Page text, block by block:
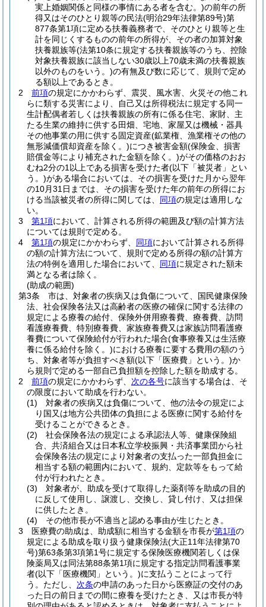
実上婚姻関係と同様の事情にある者を含む。)の前年の所
得又はそのひとり親等の民法(明治29年法律第89号)第
877条第1項に定める扶養義務者で、そのひとり親等と生
計を同じくするものの前年の所得が、その者の加算対象
扶養親族等(法第10条に規定する扶養親族等のうち、控除
対象扶養親族に該当しない30歳以上70歳未満の扶養親族
以外のものをいう。)の有無及び数に応じて、規則で定め
る額以上であるとき。
2
前項の規定にかかわらず、震災、風水害、火災その他これ
らに類する災害により、自己又は所得税法に規定する同一
生計配偶者若しくは扶養親族の所有に係る住宅、家財、主
たる生業の維持に供する田畑、宅地、家屋又は機械・器具
その他事業の用に供する固定資産(鉱業権、漁業権その他の
無形減価償却資産を除く。)につき被害金額(保険金、損害
賠償金等により補充された金額を除く。)がその価格のおお
むね2分の1以上である損害を受けた者(以下「被災者」とい
う。)がある場合においては、その損害を受けた月から翌年
の10月31日までは、その損害を受けた年の前年の所得にお
ける当該被災者の所得に関しては、 同項の規定は適用しな
い。
3
第1項において、計算される所得の範囲及び額の計算方法
については規則で定める。
4
第1項の規定にかかわらず、 同項において計算される所得
の額の計算方法について、規則で定める所得の額の計算方
法の特例を適用した場合において、 同項に規定された額未
満となる者は除く。
(助成の範囲)
第3条
市は、対象者の疾病又は負傷について、国民健康保険
法、社会保険各法又は高齢者の医療の確保に関する法律の
規定による療養の給付、保険外併用療養費、療養費、訪問
看護療養費、特別療養費、家族療養費又は家族訪問看護療
養費について保険給付が行われた場合(食事療養又は生活療
養に係る給付を除く。)における療養に要する費用の額のう
ち、対象者等が負担すべき額(以下「医療費」という。)か
ら規則で定める一部自己負担額を控除した額を助成する。
2
前項の規定にかかわらず、 次の各号に該当する場合は、そ
の限度において助成を行わない。
(1)
対象者の疾病又は負傷について、他の法令の規定によ
り国又は地方公共団体の負担による医療に関する給付を
受けることができるとき。
(2)
社会保険各法の規定による承認法人等、健康保険組
合、共済組合又は日本私立学校振興・共済事業団から社
会保険各法の規定により対象者の支払った一部負担金に
相当する額の範囲内において、規約、定款等をもって給
付が行われたとき。
(3)
対象者が、助成を受けて取得した薬剤等を助成の目的
に反して使用し、譲渡し、交換し、貸し付け、又は担保
に供したとき。
(4)
その他市長が不適当と認める事由が生じたとき。
3
医療費の助成は、助成額に相当する金額を市長が第1項の
規定による助成を取り扱う健康保険法(大正11年法律第70
号)第63条第3項第1号に規定する保険医療機関若しくは保
険薬局又は同法第88条第1項に規定する指定訪問看護事業
者(以下「医療機関」という。)に支払うことによって行
う。 ただし、 次条の申請のあった日から医療証の交付のあ
った日の前日までの間に療養を受けたとき、又は市長が特